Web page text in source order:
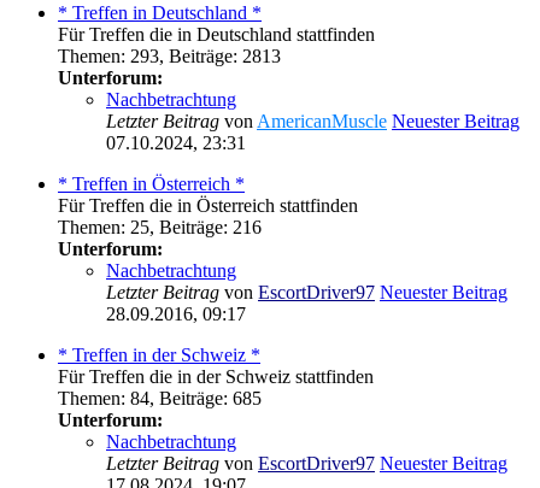
* Treffen in Deutschland *
Für Treffen die in Deutschland stattfinden
Themen: 293, Beiträge: 2813
Unterforum:
Nachbetrachtung
Letzter Beitrag von AmericanMuscle Neuester Beitrag
07.10.2024, 23:31
* Treffen in Österreich *
Für Treffen die in Österreich stattfinden
Themen: 25, Beiträge: 216
Unterforum:
Nachbetrachtung
Letzter Beitrag von EscortDriver97 Neuester Beitrag
28.09.2016, 09:17
* Treffen in der Schweiz *
Für Treffen die in der Schweiz stattfinden
Themen: 84, Beiträge: 685
Unterforum:
Nachbetrachtung
Letzter Beitrag von EscortDriver97 Neuester Beitrag